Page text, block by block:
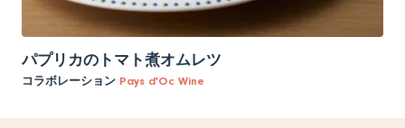
パプリカのトマト煮オムレツ
コラボレーション Pays d'Oc Wine